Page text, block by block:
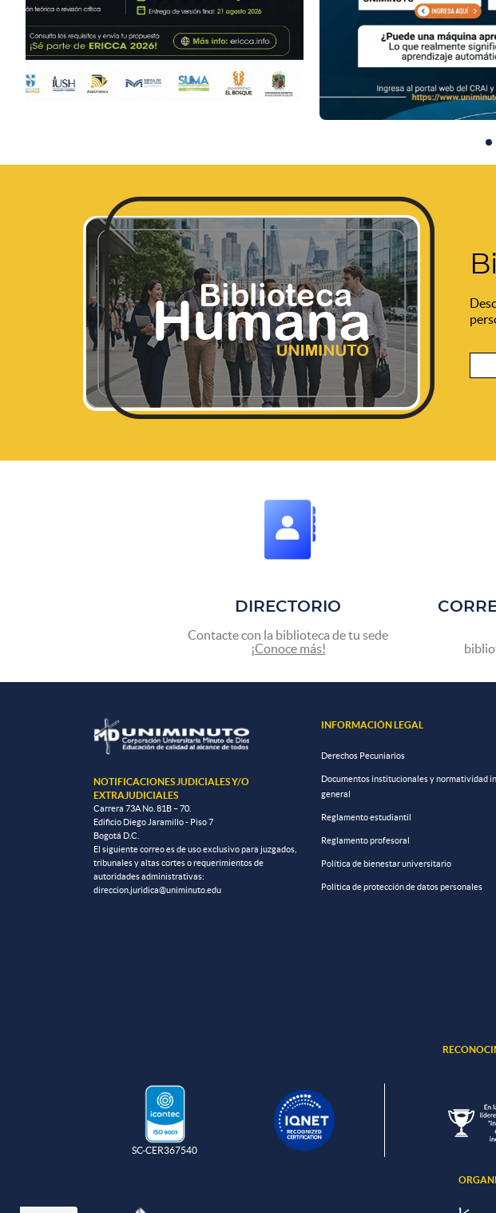
DIRECTORIO
Contacte con la biblioteca de tu sede
¡Conoce más!
NOTIFICACIONES JUDICIALES Y/O
EXTRAJUDICIALES
Carrera 73A No. 81B – 70.
Edificio Diego Jaramillo - Piso 7
Bogotá D.C.
El siguiente correo es de uso exclusivo para juzgados,
tribunales y altas cortes o requerimientos de
autoridades administrativas:
direccion.juridica@uniminuto.edu
INFORMACIÓN LEGAL
Derechos Pecuniarios
Documentos institucionales y normatividad
general
Reglamento estudiantil
Reglamento profesoral
Política de bienestar universitario
Política de protección de datos personales
SC-CER367540